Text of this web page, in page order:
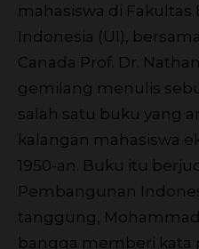
mahasiswa di Fakultas
Indonesia (UI),
Canada Prof. Dr.
gemilang menulis
salah satu buku yang
kalangan mahasiswa
1950-an. Buku itu
Pembangunan
tanggung,
bangga memberi kata